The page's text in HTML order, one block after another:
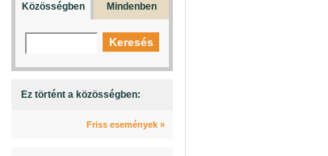
Közösségben Mindenben
Ez történt a közösségben:
Friss események »